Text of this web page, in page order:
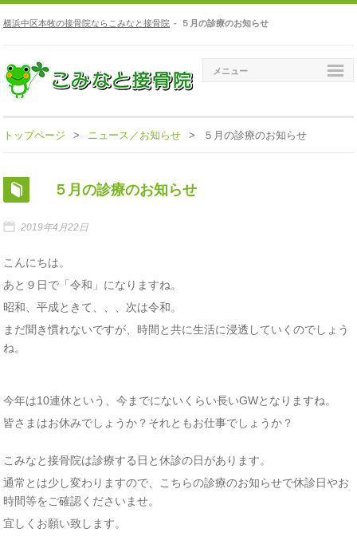
横浜中区本牧の接骨院ならこみなと接骨院 - ５月の診療のお知らせ
メニュー
トップページ > ニュース／お知らせ > ５月の診療のお知らせ
５月の診療のお知らせ
2019年4月22日
こんにちは。
あと９日で「令和」になりますね。
昭和、平成ときて、、、次は令和。
まだ聞き慣れないですが、時間と共に生活に浸透していくのでしょう
ね。
今年は10連休という、今までにないくらい長いGWとなりますね。
皆さまはお休みでしょうか？それともお仕事でしょうか？
こみなと接骨院は診療する日と休診の日があります。
通常とは少し変わりますので、こちらの診療のお知らせで休診日やお
時間等をご確認くださいませ。
宜しくお願い致します。